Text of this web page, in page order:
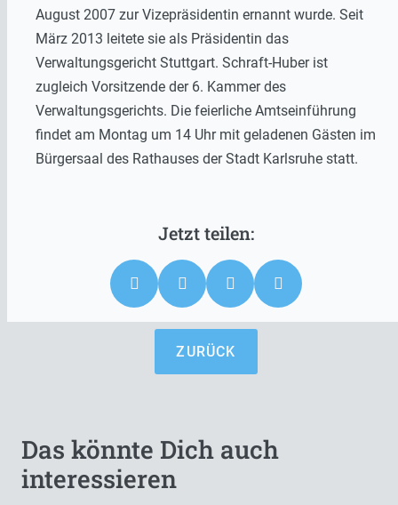
August 2007 zur Vizepräsidentin ernannt wurde. Seit
März 2013 leitete sie als Präsidentin das
Verwaltungsgericht Stuttgart. Schraft-Huber ist
zugleich Vorsitzende der 6. Kammer des
Verwaltungsgerichts. Die feierliche Amtseinführung
findet am Montag um 14 Uhr mit geladenen Gästen im
Bürgersaal des Rathauses der Stadt Karlsruhe statt.
ZURÜCK
Das könnte Dich auch
interessieren